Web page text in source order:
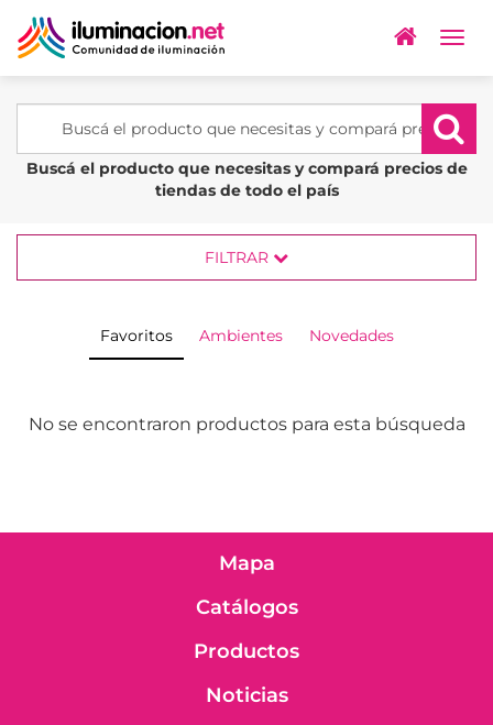
Buscá el producto que necesitas y compará precios de
tiendas de todo el país
FILTRAR
Favoritos Ambientes Novedades
No se encontraron productos para esta búsqueda
Mapa
Catálogos
Productos
Noticias